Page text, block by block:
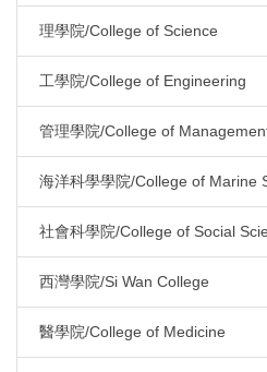
理學院/College of Science
工學院/College of Engineering
管理學院/College of
海洋科學學院/College of Marine
社會科學院/College of Social
西灣學院/Si Wan College
醫學院/College of Medicine